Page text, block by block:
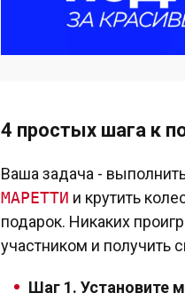
4 простых шага к
Ваша задача -
МАРЕТТИ и крутить
подарок. Никаких
участником и получить
Шаг 1. Установите